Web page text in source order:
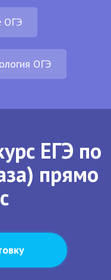
ОГЭ
ОГЭ
ЕГЭ по
прямо